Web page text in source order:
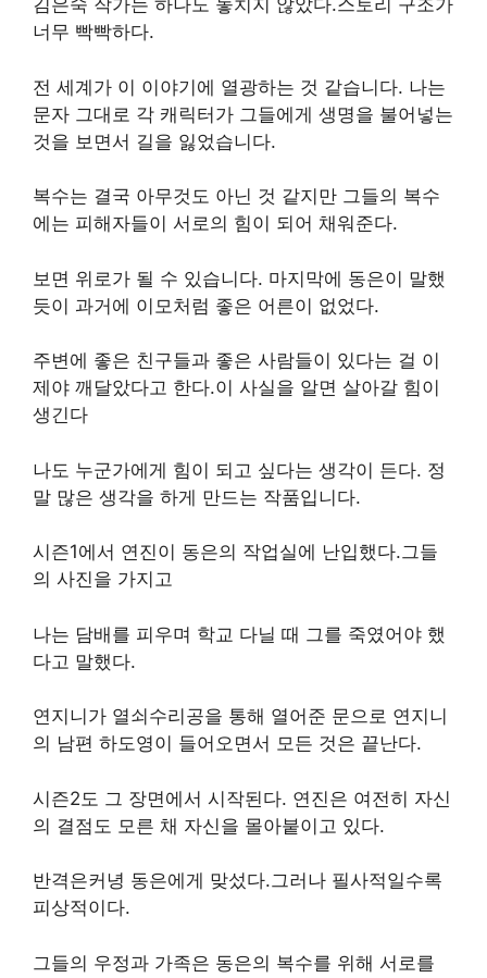
김은숙 작가는 하나도 놓치지 않았다.스토리 구조가
너무 빡빡하다.
전 세계가 이 이야기에 열광하는 것 같습니다. 나는
문자 그대로 각 캐릭터가 그들에게 생명을 불어넣는
것을 보면서 길을 잃었습니다.
복수는 결국 아무것도 아닌 것 같지만 그들의 복수
에는 피해자들이 서로의 힘이 되어 채워준다.
보면 위로가 될 수 있습니다. 마지막에 동은이 말했
듯이 과거에 이모처럼 좋은 어른이 없었다.
주변에 좋은 친구들과 좋은 사람들이 있다는 걸 이
제야 깨달았다고 한다.이 사실을 알면 살아갈 힘이
생긴다
나도 누군가에게 힘이 되고 싶다는 생각이 든다. 정
말 많은 생각을 하게 만드는 작품입니다.
시즌1에서 연진이 동은의 작업실에 난입했다.그들
의 사진을 가지고
나는 담배를 피우며 학교 다닐 때 그를 죽였어야 했
다고 말했다.
연지니가 열쇠수리공을 통해 열어준 문으로 연지니
의 남편 하도영이 들어오면서 모든 것은 끝난다.
시즌2도 그 장면에서 시작된다. 연진은 여전히 ​​자신
의 결점도 모른 채 자신을 몰아붙이고 있다.
반격은커녕 동은에게 맞섰다.그러나 필사적일수록
피상적이다.
그들의 우정과 가족은 동은의 복수를 위해 서로를